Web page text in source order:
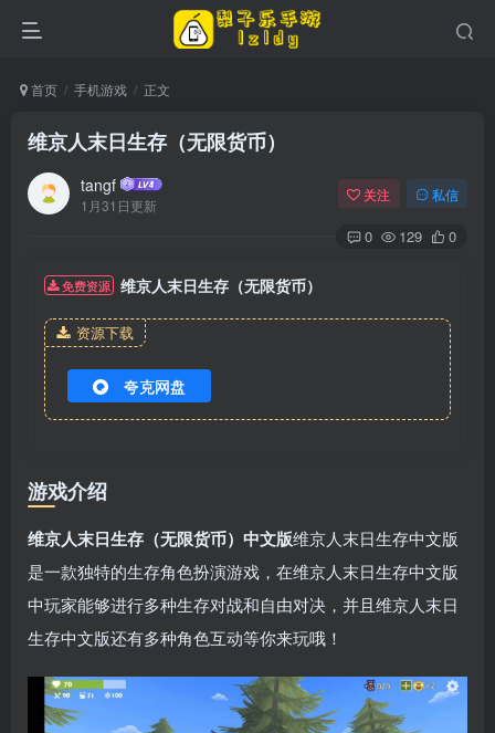
首页 手机游戏 正文
维京人末日生存（无限货币）
tangf
1月31日更新
关注 私信
0 129 0
免费资源 维京人末日生存（无限货币）
资源下载
夸克网盘
游戏介绍
维京人末日生存（无限货币）中文版维京人末日生存中文版
是一款独特的生存角色扮演游戏，在维京人末日生存中文版
中玩家能够进行多种生存对战和自由对决，并且维京人末日
生存中文版还有多种角色互动等你来玩哦！